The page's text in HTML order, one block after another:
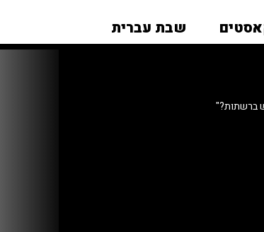
שבת עברית
ברשתות?"